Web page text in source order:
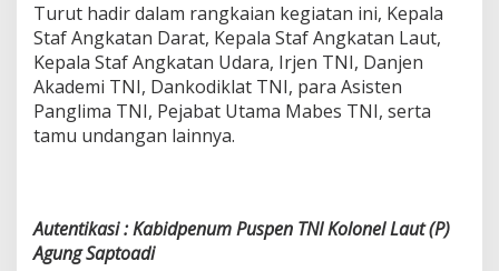
Turut hadir dalam rangkaian kegiatan ini, Kepala
Staf Angkatan Darat, Kepala Staf Angkatan Laut,
Kepala Staf Angkatan Udara, Irjen TNI, Danjen
Akademi TNI, Dankodiklat TNI, para Asisten
Panglima TNI, Pejabat Utama Mabes TNI, serta
tamu undangan lainnya.
Autentikasi : Kabidpenum Puspen TNI Kolonel Laut (P)
Agung Saptoadi